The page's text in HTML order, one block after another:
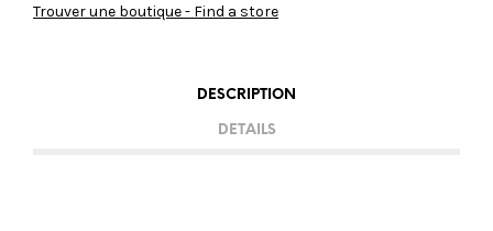
Trouver une boutique - Find a store
DESCRIPTION
DETAILS